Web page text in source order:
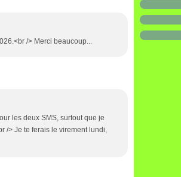
/> Merci beaucoup...
les deux SMS, surtout que je
/> Je te ferais le virement lundi,